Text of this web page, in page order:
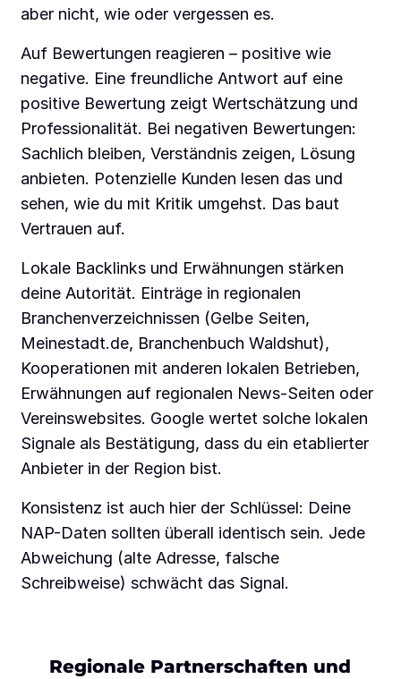
aber nicht, wie oder vergessen es.
Auf Bewertungen reagieren – positive wie
negative. Eine freundliche Antwort auf eine
positive Bewertung zeigt Wertschätzung und
Professionalität. Bei negativen Bewertungen:
Sachlich bleiben, Verständnis zeigen, Lösung
anbieten. Potenzielle Kunden lesen das und
sehen, wie du mit Kritik umgehst. Das baut
Vertrauen auf.
Lokale Backlinks und Erwähnungen stärken
deine Autorität. Einträge in regionalen
Branchenverzeichnissen (Gelbe Seiten,
Meinestadt.de, Branchenbuch Waldshut),
Kooperationen mit anderen lokalen Betrieben,
Erwähnungen auf regionalen News-Seiten oder
Vereinswebsites. Google wertet solche lokalen
Signale als Bestätigung, dass du ein etablierter
Anbieter in der Region bist.
Konsistenz ist auch hier der Schlüssel: Deine
NAP-Daten sollten überall identisch sein. Jede
Abweichung (alte Adresse, falsche
Schreibweise) schwächt das Signal.
Regionale Partnerschaften und